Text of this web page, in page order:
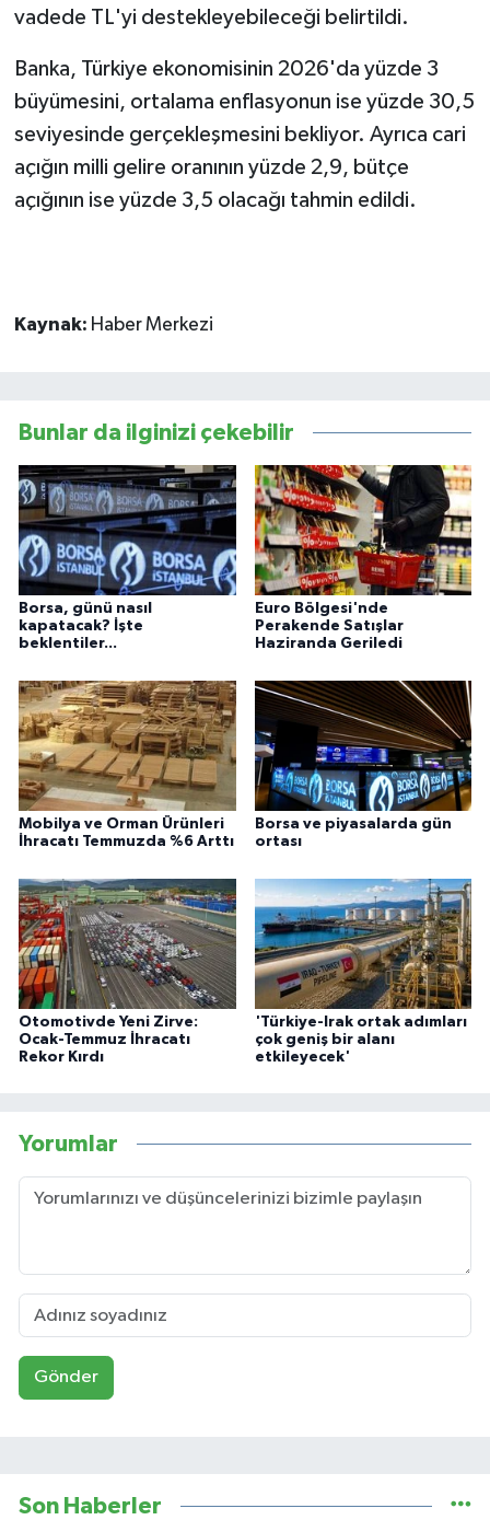
vadede TL'yi destekleyebileceği belirtildi.
Banka, Türkiye ekonomisinin 2026'da yüzde 3
büyümesini, ortalama enflasyonun ise yüzde 30,5
seviyesinde gerçekleşmesini bekliyor. Ayrıca cari
açığın milli gelire oranının yüzde 2,9, bütçe
açığının ise yüzde 3,5 olacağı tahmin edildi.
Kaynak: Haber Merkezi
Bunlar da ilginizi çekebilir
Borsa, günü nasıl
kapatacak? İşte
beklentiler...
Euro Bölgesi'nde
Perakende Satışlar
Haziranda Geriledi
Mobilya ve Orman Ürünleri
İhracatı Temmuzda %6 Arttı
Borsa ve piyasalarda gün
ortası
Otomotivde Yeni Zirve:
Ocak-Temmuz İhracatı
Rekor Kırdı
'Türkiye-Irak ortak adımları
çok geniş bir alanı
etkileyecek'
Yorumlar
Gönder
Son Haberler